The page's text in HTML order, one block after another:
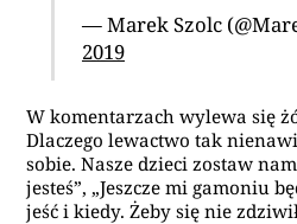
— Marek Szolc
2019
W komentarzach wylewa się
Dlaczego lewactwo tak
sobie. Nasze dzieci zostaw
jesteś”, „Jeszcze mi gamoniu
jeść i kiedy. Żeby się nie